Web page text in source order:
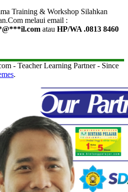
Training & Workshop Silahkan
melaui email :
@***il.com atau HP/WA .0813 8460
- Teacher Learning Partner - Since
.